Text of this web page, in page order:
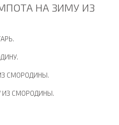
НА ЗИМУ ИЗ
СМОРОДИНЫ.
ИЗ СМОРОДИНЫ.